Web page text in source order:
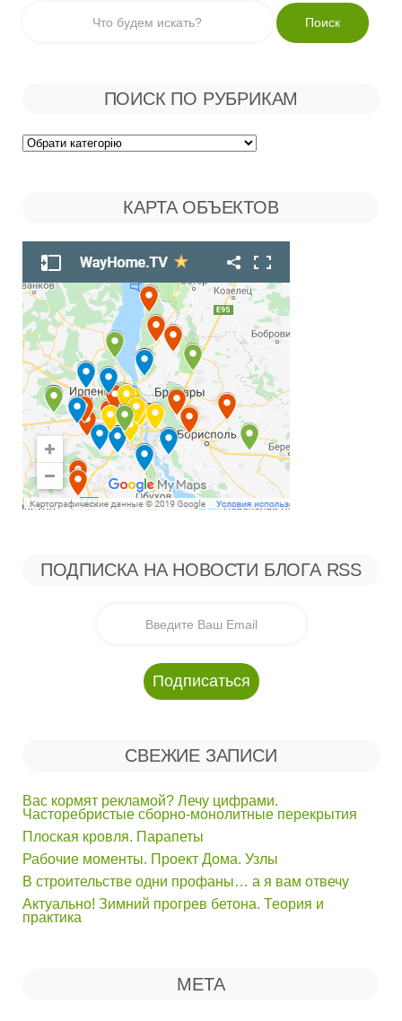
ПОИСК ПО РУБРИКАМ
Поиск
КАРТА ОБЪЕКТОВ
ПОДПИСКА НА НОВОСТИ БЛОГА RSS
СВЕЖИЕ ЗАПИСИ
Вас кормят рекламой? Лечу цифрами.
Часторебристые сборно-монолитные перекрытия
Плоская кровля. Парапеты
Рабочие моменты. Проект Дома. Узлы
В строительстве одни профаны… а я вам отвечу
Актуально! Зимний прогрев бетона. Теория и
практика
МЕТА